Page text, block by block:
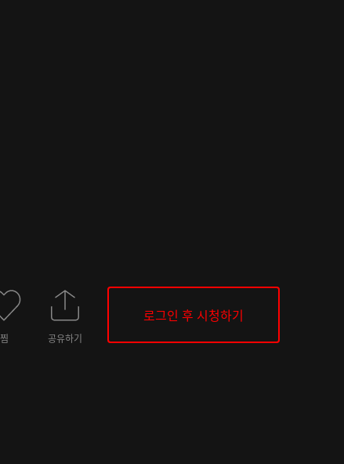
찜 공유하기
로그인 후 시청하기